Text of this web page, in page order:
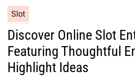
s
a
e
g
o
Slot
Discover Online Slot
Featuring Thoughtful
Highlight Ideas